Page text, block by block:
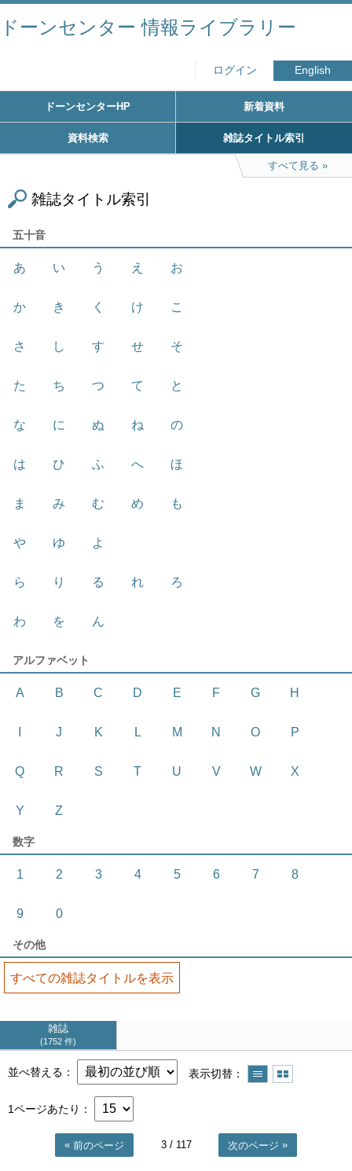
ドーンセンター 情報ライブラリー
ログイン English
ドーンセンターHP 新着資料
資料検索 雑誌タイトル索引
すべて見る
雑誌タイトル索引
五十音
あ い う え お
か き く け こ
さ し す せ そ
た ち つ て と
な に ぬ ね の
は ひ ふ へ ほ
ま み む め も
や ゆ よ
ら り る れ ろ
わ を ん
アルファベット
A B C D E F G H
J K L M N O P
Q R S T U V W X
Y Z
数字
1 2 3 4 5 6 7 8
9 0
その他
すべての雑誌タイトルを表示
雑誌
1752 件
並べ替える 表示切替
1ページあたり
前のページ 3/ 117 次のページ